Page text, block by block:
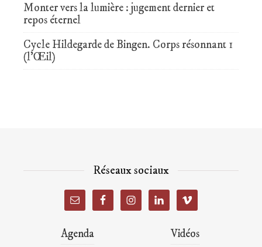
Monter vers la lumière : jugement dernier et
repos éternel
Cycle Hildegarde de Bingen. Corps résonnant 1
(l’Œil)
Réseaux sociaux
Agenda
Vidéos